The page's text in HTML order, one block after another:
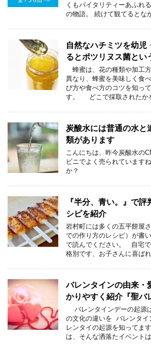
くもバイタリティーあふれ
の物語。 続けて観てるとな
自然なハチミツを幼児
るとポツリヌス菌とい
蜂蜜は、花の種類や加工
異なり、蜂蜜を美味しく食
び方や食べ方のコツを知っ
す。 どこで採取されたか
炭酸水には普通の水と
類があります
こんにちは、昨今炭酸水の
ビニでよく売られています
か？ ▲コ
『半分、青い。』で
シピを紹介
岩村町には多くの五平餅屋
での作り方のレシピ）が書
で読んでください。 自宅
格別です、お子さんに喜
バレンタインの由来・
かりやすく紹介『聖バ
バレンタインデーの起源
の文化の違いを バレンタイ
レンタイの起源を知ってま
は、そんな洒落たイベン